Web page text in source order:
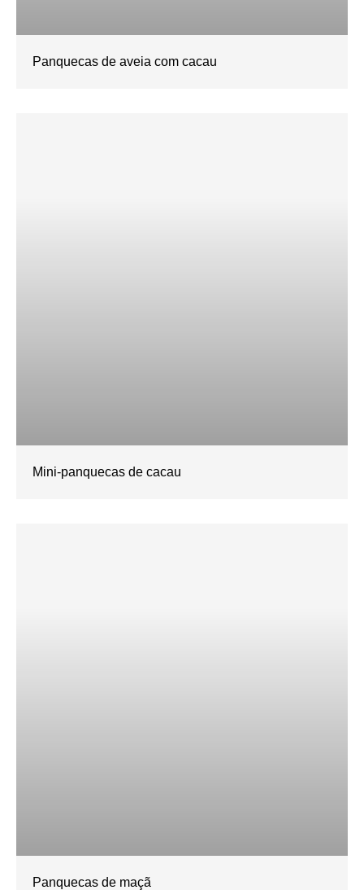
Panquecas de aveia com cacau
Mini-panquecas de cacau
Panquecas de maçã